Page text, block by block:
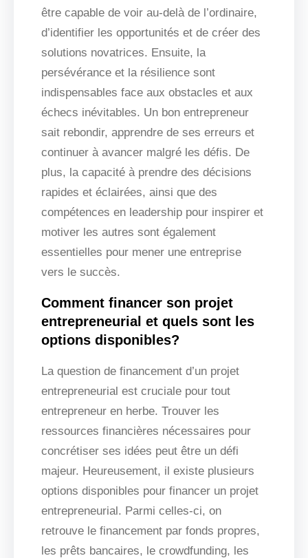
être capable de voir au-delà de l’ordinaire,
d’identifier les opportunités et de créer des
solutions novatrices. Ensuite, la
persévérance et la résilience sont
indispensables face aux obstacles et aux
échecs inévitables. Un bon entrepreneur
sait rebondir, apprendre de ses erreurs et
continuer à avancer malgré les défis. De
plus, la capacité à prendre des décisions
rapides et éclairées, ainsi que des
compétences en leadership pour inspirer et
motiver les autres sont également
essentielles pour mener une entreprise
vers le succès.
Comment financer son projet
entrepreneurial et quels sont les
options disponibles?
La question de financement d’un projet
entrepreneurial est cruciale pour tout
entrepreneur en herbe. Trouver les
ressources financières nécessaires pour
concrétiser ses idées peut être un défi
majeur. Heureusement, il existe plusieurs
options disponibles pour financer un projet
entrepreneurial. Parmi celles-ci, on
retrouve le financement par fonds propres,
les prêts bancaires, le crowdfunding, les